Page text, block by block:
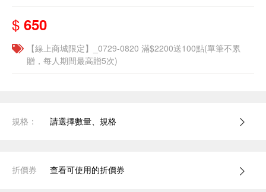
$ 650
【線上商城限定】_0729-0820 滿$2200送100點(單筆不累
贈，每人期間最高贈5次)
規格： 請選擇數量、規格
折價券 查看可使用的折價券